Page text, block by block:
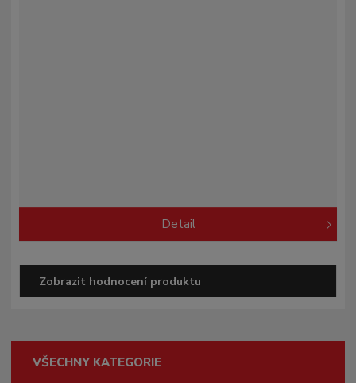
Detail
Zobrazit hodnocení produktu
VŠECHNY KATEGORIE